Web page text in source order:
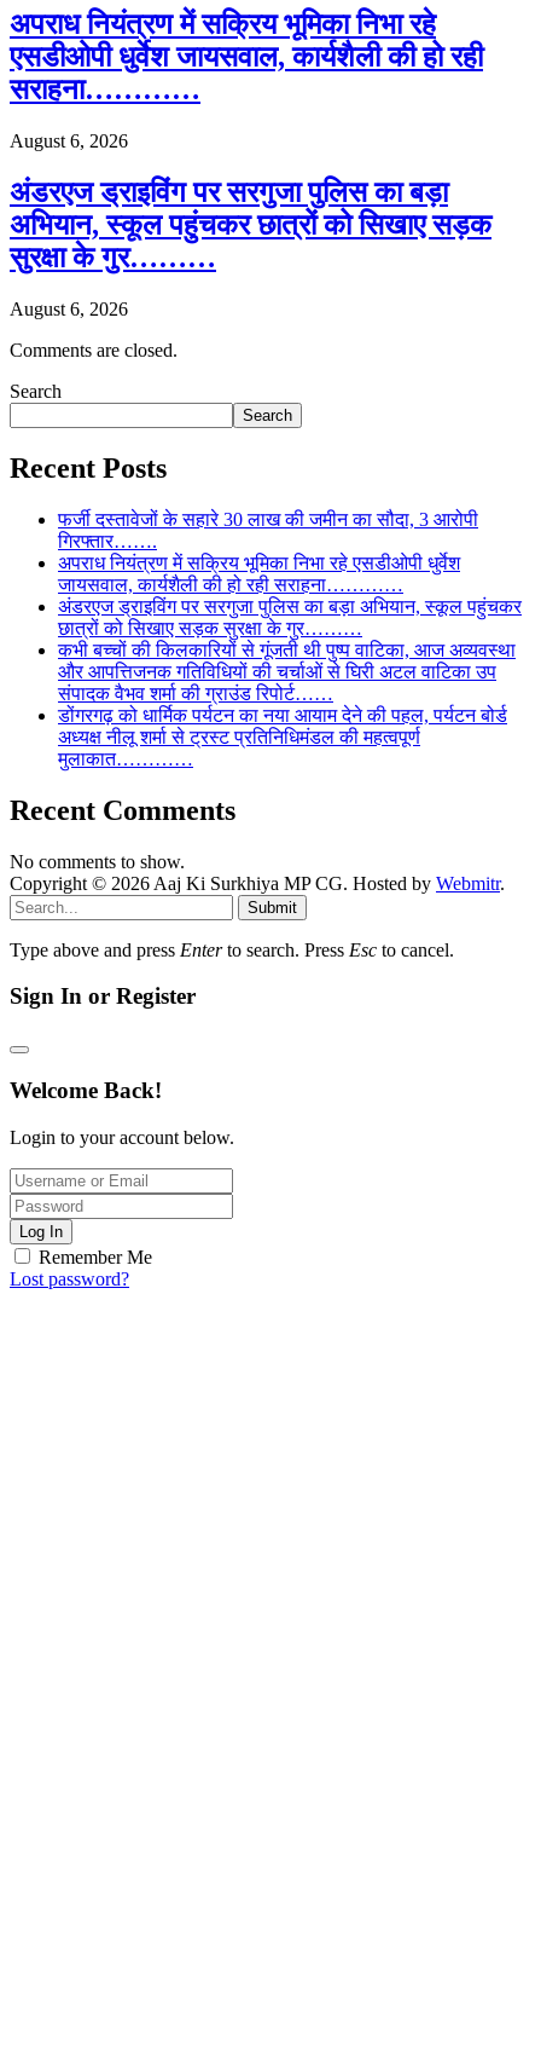
अपराध नियंत्रण में सक्रिय भूमिका निभा रहे
एसडीओपी धुर्वेश जायसवाल, कार्यशैली की हो रही
सराहना…………
August 6, 2026
अंडरएज ड्राइविंग पर सरगुजा पुलिस का बड़ा
अभियान, स्कूल पहुंचकर छात्रों को सिखाए सड़क
सुरक्षा के गुर………
August 6, 2026
Comments are closed.
Search
Search
Recent Posts
फर्जी दस्तावेजों के सहारे 30 लाख की जमीन का सौदा, 3 आरोपी
गिरफ्तार…….
अपराध नियंत्रण में सक्रिय भूमिका निभा रहे एसडीओपी धुर्वेश
जायसवाल, कार्यशैली की हो रही सराहना…………
अंडरएज ड्राइविंग पर सरगुजा पुलिस का बड़ा अभियान, स्कूल पहुंचकर
छात्रों को सिखाए सड़क सुरक्षा के गुर………
कभी बच्चों की किलकारियों से गूंजती थी पुष्प वाटिका, आज अव्यवस्था
और आपत्तिजनक गतिविधियों की चर्चाओं से घिरी अटल वाटिका उप
संपादक वैभव शर्मा की ग्राउंड रिपोर्ट……
डोंगरगढ़ को धार्मिक पर्यटन का नया आयाम देने की पहल, पर्यटन बोर्ड
अध्यक्ष नीलू शर्मा से ट्रस्ट प्रतिनिधिमंडल की महत्वपूर्ण
मुलाकात…………
Recent Comments
No comments to show.
Copyright © 2026 Aaj Ki Surkhiya MP CG. Hosted by Webmitr.
Submit
Type above and press Enterto search. Press Esc to cancel.
Sign In or Register
Welcome Back!
Login to your account below.
Log In
Remember Me
Lost password?